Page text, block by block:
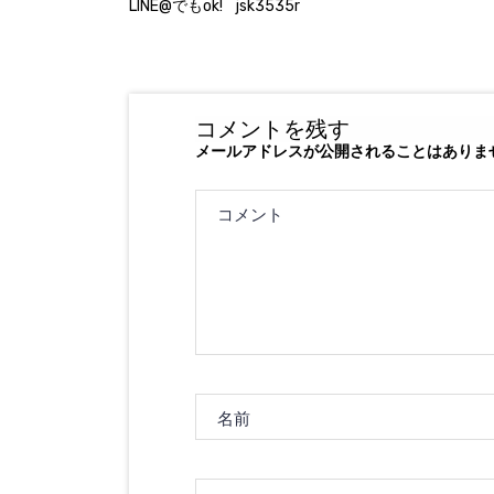
LINE@でもok! jsk3535r
コメントを残す
メールアドレスが公開されることはありま
コメント
名前